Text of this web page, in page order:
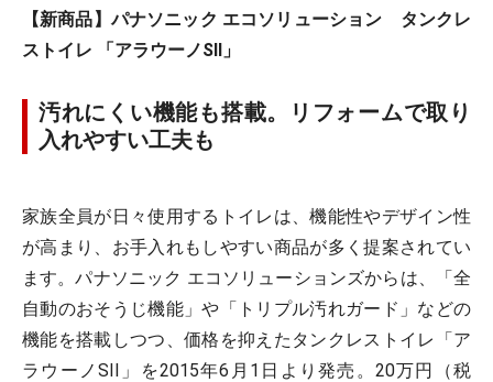
【新商品】パナソニック エコソリューション タンクレ
ストイレ 「アラウーノSII」
汚れにくい機能も搭載。リフォームで取り
入れやすい工夫も
家族全員が日々使用するトイレは、機能性やデザイン性
が高まり、お手入れもしやすい商品が多く提案されてい
ます。パナソニック エコソリューションズからは、「全
自動のおそうじ機能」や「トリプル汚れガード」などの
機能を搭載しつつ、価格を抑えたタンクレストイレ「ア
ラウーノSII」を2015年6月1日より発売。20万円（税